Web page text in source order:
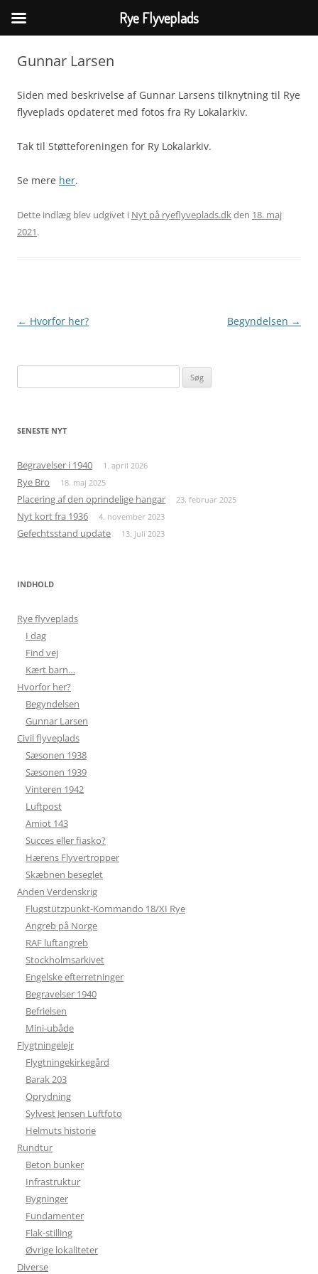
Hop
indhold
Gunnar Larsen
Siden med beskrivelse af Gunnar Larsens tilknytning til Rye
flyveplads opdateret med fotos fra Ry Lokalarkiv.
Tak til Støtteforeningen for Ry Lokalarkiv.
Se mere her.
Dette indlæg blev udgivet i Nyt på ryeflyveplads.dkden 18. maj
2021.
Indlægsnavigation
← Hvorfor her? Begyndelsen →
efter:
SENESTE NYT
Begravelser i 1940 1. april 2026
Rye Bro 18. maj 2025
Placering af den oprindelige hangar 23. februar 2025
Nyt kort fra 1936 4. november 2023
Gefechtsstand update 13. juli 2023
INDHOLD
Rye flyveplads
I dag
Find vej
Kært barn…
Hvorfor her?
Begyndelsen
Gunnar Larsen
Civil flyveplads
Sæsonen 1938
Sæsonen 1939
Vinteren 1942
Luftpost
Amiot 143
Succes eller fiasko?
Hærens Flyvertropper
Skæbnen beseglet
Anden Verdenskrig
Flugstützpunkt-Kommando 18/XI Rye
Angreb på Norge
RAF luftangreb
Stockholmsarkivet
Engelske efterretninger
Begravelser 1940
Befrielsen
Mini-ubåde
Flygtningelejr
Flygtningekirkegård
Barak 203
Oprydning
Sylvest Jensen Luftfoto
Helmuts historie
Rundtur
Beton bunker
Infrastruktur
Bygninger
Fundamenter
Flak-stilling
Øvrige lokaliteter
Diverse
Rye Flyveplads